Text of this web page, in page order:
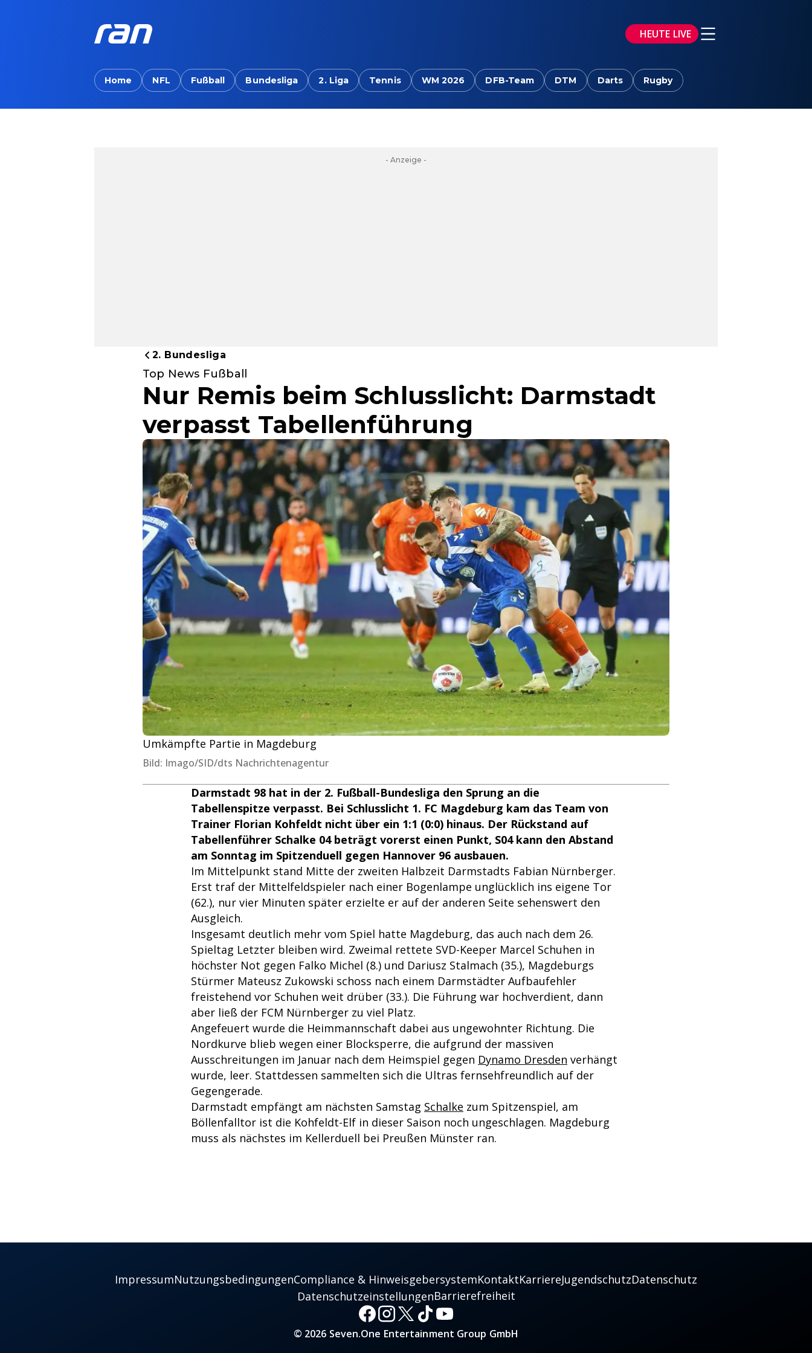
HEUTE LIVE
Home NFL Fußball Bundesliga 2. Liga Tennis WM 2026 DFB-Team DTM Darts Rugby
- Anzeige -
2. Bundesliga
Top News Fußball
Nur Remis beim Schlusslicht: Darmstadt
verpasst Tabellenführung
Umkämpfte Partie in Magdeburg
Bild: Imago/SID/dts Nachrichtenagentur
Darmstadt 98 hat in der 2. Fußball-Bundesliga den Sprung an die
Tabellenspitze verpasst. Bei Schlusslicht 1. FC Magdeburg kam das Team von
Trainer Florian Kohfeldt nicht über ein 1:1 (0:0) hinaus. Der Rückstand auf
Tabellenführer Schalke 04 beträgt vorerst einen Punkt, S04 kann den Abstand
am Sonntag im Spitzenduell gegen Hannover 96 ausbauen.
Im Mittelpunkt stand Mitte der zweiten Halbzeit Darmstadts Fabian Nürnberger.
Erst traf der Mittelfeldspieler nach einer Bogenlampe unglücklich ins eigene Tor
(62.), nur vier Minuten später erzielte er auf der anderen Seite sehenswert den
Ausgleich.
Insgesamt deutlich mehr vom Spiel hatte Magdeburg, das auch nach dem 26.
Spieltag Letzter bleiben wird. Zweimal rettete SVD-Keeper Marcel Schuhen in
höchster Not gegen Falko Michel (8.) und Dariusz Stalmach (35.), Magdeburgs
Stürmer Mateusz Zukowski schoss nach einem Darmstädter Aufbaufehler
freistehend vor Schuhen weit drüber (33.). Die Führung war hochverdient, dann
aber ließ der FCM Nürnberger zu viel Platz.
Angefeuert wurde die Heimmannschaft dabei aus ungewohnter Richtung. Die
Nordkurve blieb wegen einer Blocksperre, die aufgrund der massiven
Ausschreitungen im Januar nach dem Heimspiel gegen Dynamo Dresden verhängt
wurde, leer. Stattdessen sammelten sich die Ultras fernsehfreundlich auf der
Gegengerade.
Darmstadt empfängt am nächsten Samstag Schalke zum Spitzenspiel, am
Böllenfalltor ist die Kohfeldt-Elf in dieser Saison noch ungeschlagen. Magdeburg
muss als nächstes im Kellerduell bei Preußen Münster ran.
ImpressumNutzungsbedingungenCompliance & HinweisgebersystemKontaktKarriereJugendschutzDatenschutz
DatenschutzeinstellungenBarrierefreiheit
© 2026 Seven.One Entertainment Group GmbH